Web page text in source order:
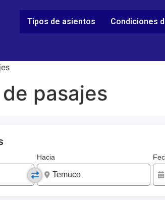
Tipos de asientos Condiciones
pasajes
Hacia